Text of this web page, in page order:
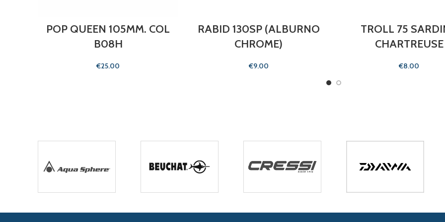
POP QUEEN 105MM. COL
B08H
€
RABID 130SP (ALBURNO
CHROME)
€
TROLL 75
CHARTREUSE
€